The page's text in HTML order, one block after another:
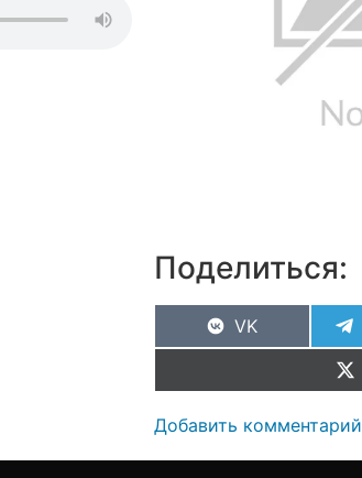
Поделиться:
VK
Добавить комментарий